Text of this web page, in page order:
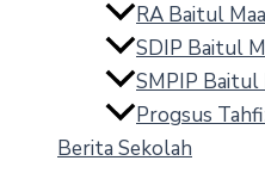
RA Baitul
SDIP Baitul
SMPIP Baitul
Progsus
Berita Sekolah